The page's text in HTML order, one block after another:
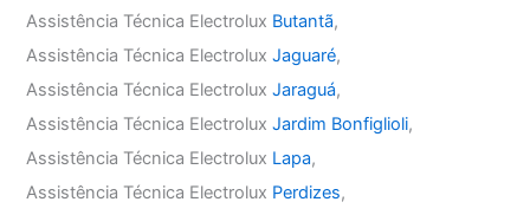
Assistência Técnica Electrolux Butantã,
Assistência Técnica ElectroluxJaguaré,
Assistência Técnica ElectroluxJaraguá,
Assistência Técnica ElectroluxJardim Bonfiglioli,
Assistência Técnica Electrolux Lapa,
Assistência Técnica Electrolux Perdizes,